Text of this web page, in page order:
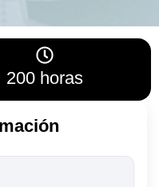
200 horas